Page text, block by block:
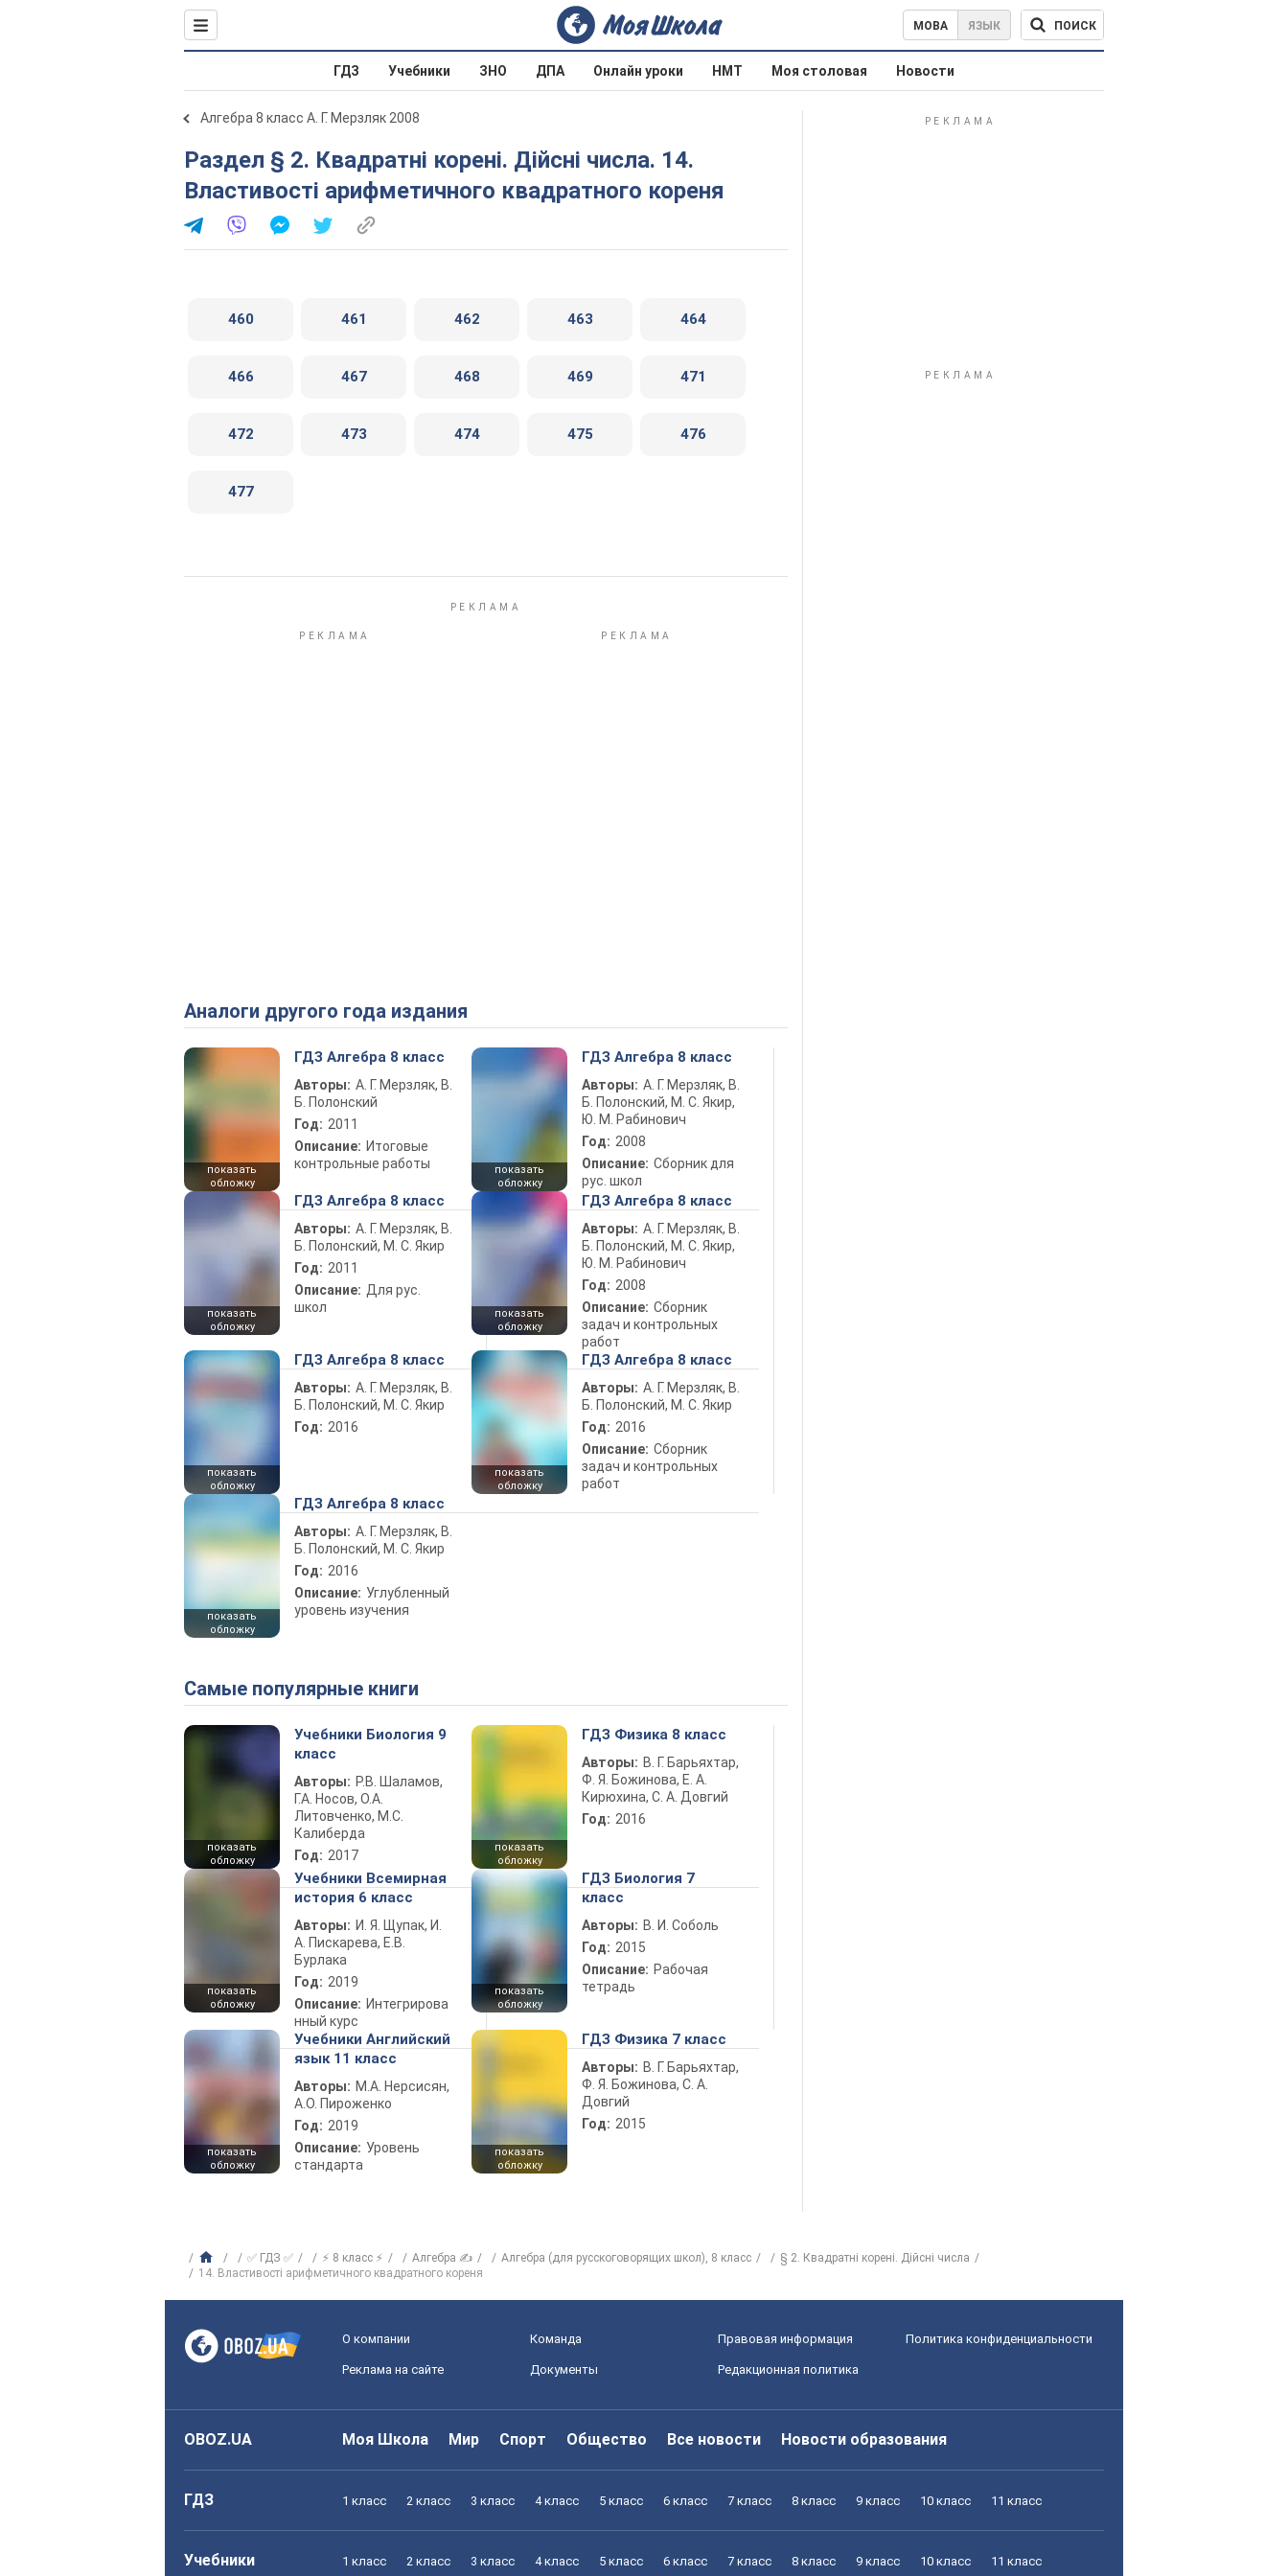
МОВА ЯЗЫК ПОИСК
ГДЗ Учебники ЗНО ДПА Онлайн уроки НМТ Моя столовая Новости
Алгебра 8 класс А. Г. Мерзляк 2008
Раздел § 2. Квадратні корені. Дійсні числа. 14.
Властивості арифметичного квадратного кореня
460 461 462 463 464
466 467 468 469 471
472 473 474 475 476
477
Аналоги другого года издания
показать
обложку
ГДЗ Алгебра 8 класс
Авторы: А. Г. Мерзляк, В.
Б. Полонский
Год: 2011
Описание: Итоговые
контрольные работы
показать
обложку
ГДЗ Алгебра 8 класс
Авторы: А. Г. Мерзляк, В.
Б. Полонский, М. С. Якир,
Ю. М. Рабинович
Год: 2008
Описание: Сборник для
рус. школ
показать
обложку
ГДЗ Алгебра 8 класс
Авторы: А. Г. Мерзляк, В.
Б. Полонский, М. С. Якир
Год: 2011
Описание: Для рус.
школ
показать
обложку
ГДЗ Алгебра 8 класс
Авторы: А. Г. Мерзляк, В.
Б. Полонский, М. С. Якир,
Ю. М. Рабинович
Год: 2008
Описание: Сборник
задач и контрольных
работ
показать
обложку
ГДЗ Алгебра 8 класс
Авторы: А. Г. Мерзляк, В.
Б. Полонский, М. С. Якир
Год: 2016
показать
обложку
ГДЗ Алгебра 8 класс
Авторы: А. Г. Мерзляк, В.
Б. Полонский, М. С. Якир
Год: 2016
Описание: Сборник
задач и контрольных
работ
показать
обложку
ГДЗ Алгебра 8 класс
Авторы: А. Г. Мерзляк, В.
Б. Полонский, М. С. Якир
Год: 2016
Описание: Углубленный
уровень изучения
Самые популярные книги
показать
обложку
Учебники Биология 9
класс
Авторы: Р.В. Шаламов,
Г.А. Носов, О.А.
Литовченко, М.С.
Калиберда
Год: 2017
показать
обложку
ГДЗ Физика 8 класс
Авторы: В. Г. Барьяхтар,
Ф. Я. Божинова, Е. А.
Кирюхина, С. А. Довгий
Год: 2016
показать
обложку
Учебники Всемирная
история 6 класс
Авторы: И. Я. Щупак, И.
А. Пискарева, Е.В.
Бурлака
Год: 2019
Описание: Интегрирова
нный курс
показать
обложку
ГДЗ Биология 7
класс
Авторы: В. И. Соболь
Год: 2015
Описание: Рабочая
тетрадь
показать
обложку
Учебники Английский
язык 11 класс
Авторы: М.А. Нерсисян,
А.О. Пироженко
Год: 2019
Описание: Уровень
стандарта
показать
обложку
ГДЗ Физика 7 класс
Авторы: В. Г. Барьяхтар,
Ф. Я. Божинова, С. А.
Довгий
Год: 2015
✅ ГДЗ ✅ ⚡ 8 класс ⚡ Алгебра ✍ Алгебра (для русскоговорящих школ), 8 класс
§ 2. Квадратні корені. Дійсні числа
14. Властивості арифметичного квадратного кореня
О компании Команда Правовая информация Политика конфиденциальности
Реклама на сайте Документы Редакционная политика
OBOZ.UA Моя Школа Мир Спорт Общество Все новости Новости образования
ГДЗ 1 класс 2 класс 3 класс 4 класс 5 класс 6 класс 7 класс 8 класс 9 класс 10 класс 11 класс
Учебники 1 класс 2 класс 3 класс 4 класс 5 класс 6 класс 7 класс 8 класс 9 класс 10 класс 11 класс